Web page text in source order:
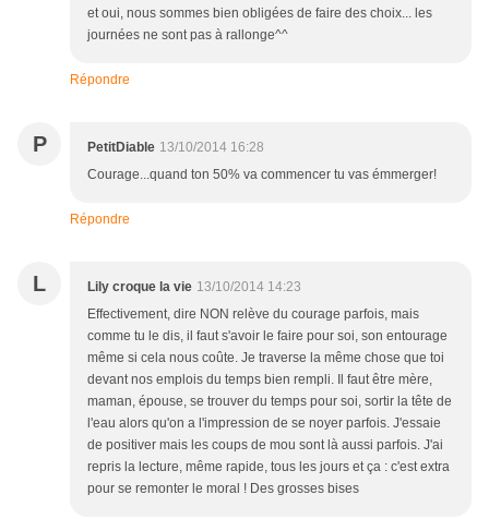
et oui, nous sommes bien obligées de faire des choix... les
journées ne sont pas à rallonge^^
Répondre
P PetitDiable 13/10/2014 16:28
Courage...quand ton 50% va commencer tu vas émmerger!
Répondre
L Lily croque la vie 13/10/2014 14:23
Effectivement, dire NON relève du courage parfois, mais
comme tu le dis, il faut s'avoir le faire pour soi, son entourage
même si cela nous coûte. Je traverse la même chose que toi
devant nos emplois du temps bien rempli. Il faut être mère,
maman, épouse, se trouver du temps pour soi, sortir la tête de
l'eau alors qu'on a l'impression de se noyer parfois. J'essaie
de positiver mais les coups de mou sont là aussi parfois. J'ai
repris la lecture, même rapide, tous les jours et ça : c'est extra
pour se remonter le moral ! Des grosses bises